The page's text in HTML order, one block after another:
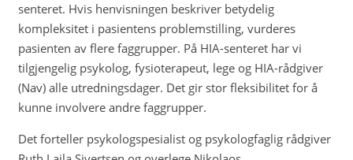
senteret. Hvis henvisningen beskriver betydelig
kompleksitet i pasientens problemstilling, vurderes
pasienten av flere faggrupper. På HIA-senteret har vi
tilgjengelig psykolog, fysioterapeut, lege og HIA-rådgiver
(Nav) alle utredningsdager. Det gir stor fleksibilitet for å
kunne involvere andre faggrupper.
Det forteller psykologspesialist og psykologfaglig rådgiver